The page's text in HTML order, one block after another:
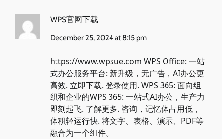
WPS官网下载
December 25, 2024 at 8:15 pm
https://www.wpsue.com WPS Office: 一站
式办公服务平台: 新升级，无广告，AI办公更
高效. 立即下载. 登录使用. WPS 365: 面向组
织和企业的WPS 365: 一站式AI办公，生产力
即刻起飞. 了解更多. 咨询，记忆体占用低，
体积轻运行快. 将文字、表格、演示、PDF等
融合为一个组件。